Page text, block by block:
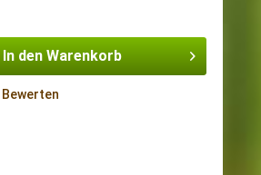
In den Warenkorb
Bewerten